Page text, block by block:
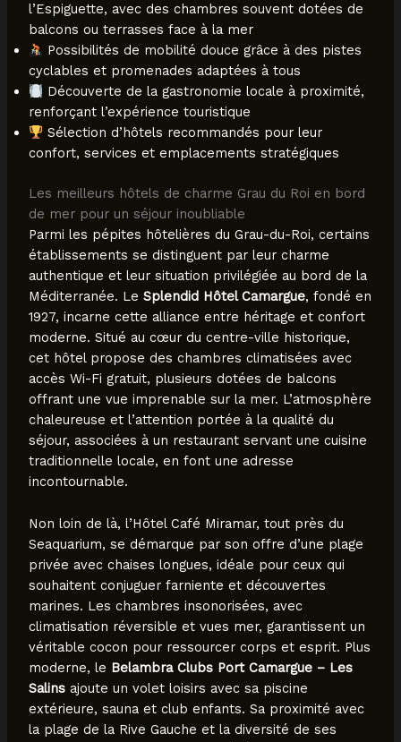
l’Espiguette, avec des chambres souvent dotées de
balcons ou terrasses face à la mer
Possibilités de mobilité douce grâce à des pistes
cyclables et promenades adaptées à tous
Découverte de la gastronomie locale à proximité,
renforçant l’expérience touristique
Sélection d’hôtels recommandés pour leur
confort, services et emplacements stratégiques
Les meilleurs hôtels de charme Grau du Roi en bord
de mer pour un séjour inoubliable
Parmi les pépites hôtelières du Grau-du-Roi, certains
établissements se distinguent par leur charme
authentique et leur situation privilégiée au bord de la
Méditerranée. Le Splendid Hôtel Camargue, fondé en
1927, incarne cette alliance entre héritage et confort
moderne. Situé au cœur du centre-ville historique,
cet hôtel propose des chambres climatisées avec
accès Wi-Fi gratuit, plusieurs dotées de balcons
offrant une vue imprenable sur la mer. L’atmosphère
chaleureuse et l’attention portée à la qualité du
séjour, associées à un restaurant servant une cuisine
traditionnelle locale, en font une adresse
incontournable.
Non loin de là, l’Hôtel Café Miramar, tout près du
Seaquarium, se démarque par son offre d’une plage
privée avec chaises longues, idéale pour ceux qui
souhaitent conjuguer farniente et découvertes
marines. Les chambres insonorisées, avec
climatisation réversible et vues mer, garantissent un
véritable cocon pour ressourcer corps et esprit. Plus
moderne, le Belambra Clubs Port Camargue – Les
Salinsajoute un volet loisirs avec sa piscine
extérieure, sauna et club enfants. Sa proximité avec
la plage de la Rive Gauche et la diversité de ses